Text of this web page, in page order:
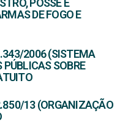
POSSE E
DE FOGO E
2006 (SISTEMA
SOBRE
13 (ORGANIZAÇÃO